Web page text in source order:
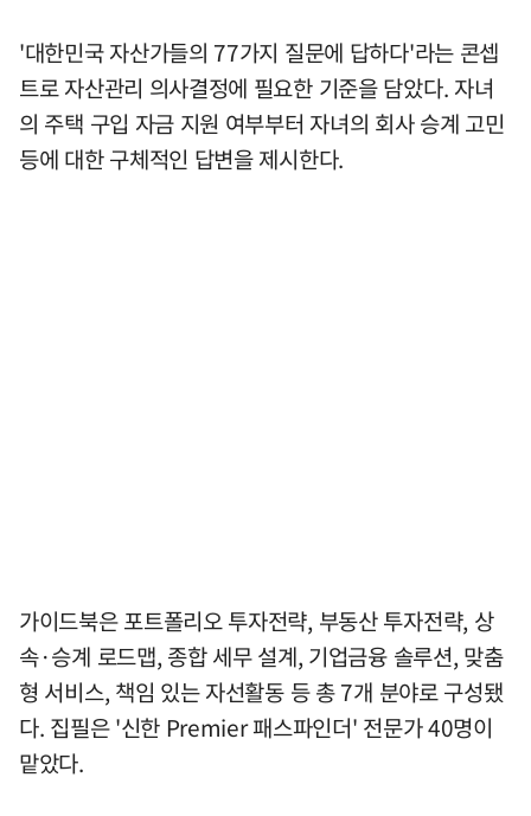
'대한민국 자산가들의 77가지 질문에 답하다'라는 콘셉
트로 자산관리 의사결정에 필요한 기준을 담았다. 자녀
의 주택 구입 자금 지원 여부부터 자녀의 회사 승계 고민
등에 대한 구체적인 답변을 제시한다.
가이드북은 포트폴리오 투자전략, 부동산 투자전략, 상
속·승계 로드맵, 종합 세무 설계, 기업금융 솔루션, 맞춤
형 서비스, 책임 있는 자선활동 등 총 7개 분야로 구성됐
다. 집필은 '신한 Premier 패스파인더' 전문가 40명이
맡았다.